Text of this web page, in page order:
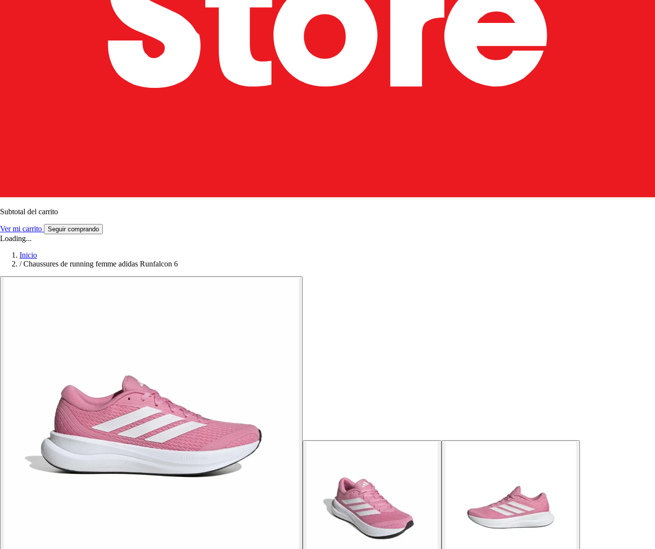
Subtotal del carrito
Ver mi carrito Seguir comprando
Loading...
Inicio
/ Chaussures de running femme adidas Runfalcon 6